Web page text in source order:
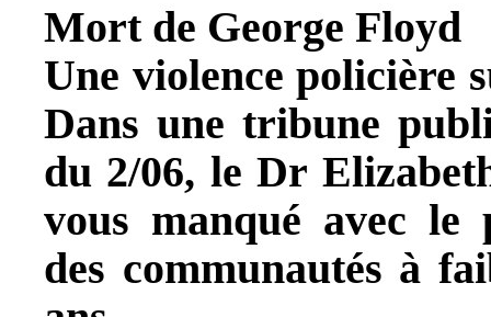
Mort de George Floyd
Une violence policière
Dans une tribune
du 2/06, le Dr
vous manqué avec le
des communautés à